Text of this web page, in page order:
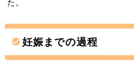
た。
妊娠までの過程